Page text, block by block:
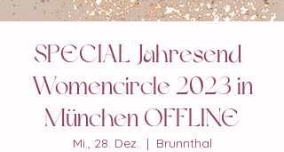
SPECIAL Jahresend-
Womencircle 2023 in
München OFFLINE
Mi., 28. Dez.
  |
Brunnthal